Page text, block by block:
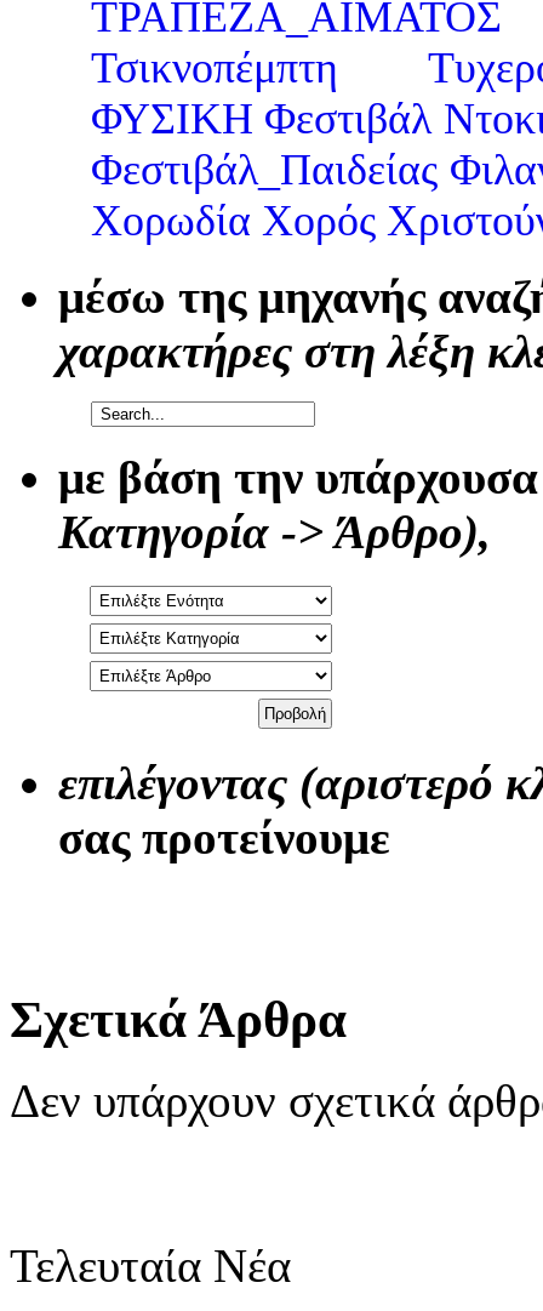
ΤΡΑΠΕΖΑ_ΑΙΜΑΤΟΣ
Τσικνοπέμπτη
ΦΥΣΙΚΗ Φεστιβάλ
Φεστιβάλ_Παιδείας
Χορωδία Χορός
μέσω της μηχανής
χαρακτήρες στη λέξη
με βάση την
Κατηγορία -> Άρθρο),
επιλέγοντας (αριστερό
σας προτείνουμε
Σχετικά Άρθρα
Δεν υπάρχουν σχετικά
Τελευταία Νέα